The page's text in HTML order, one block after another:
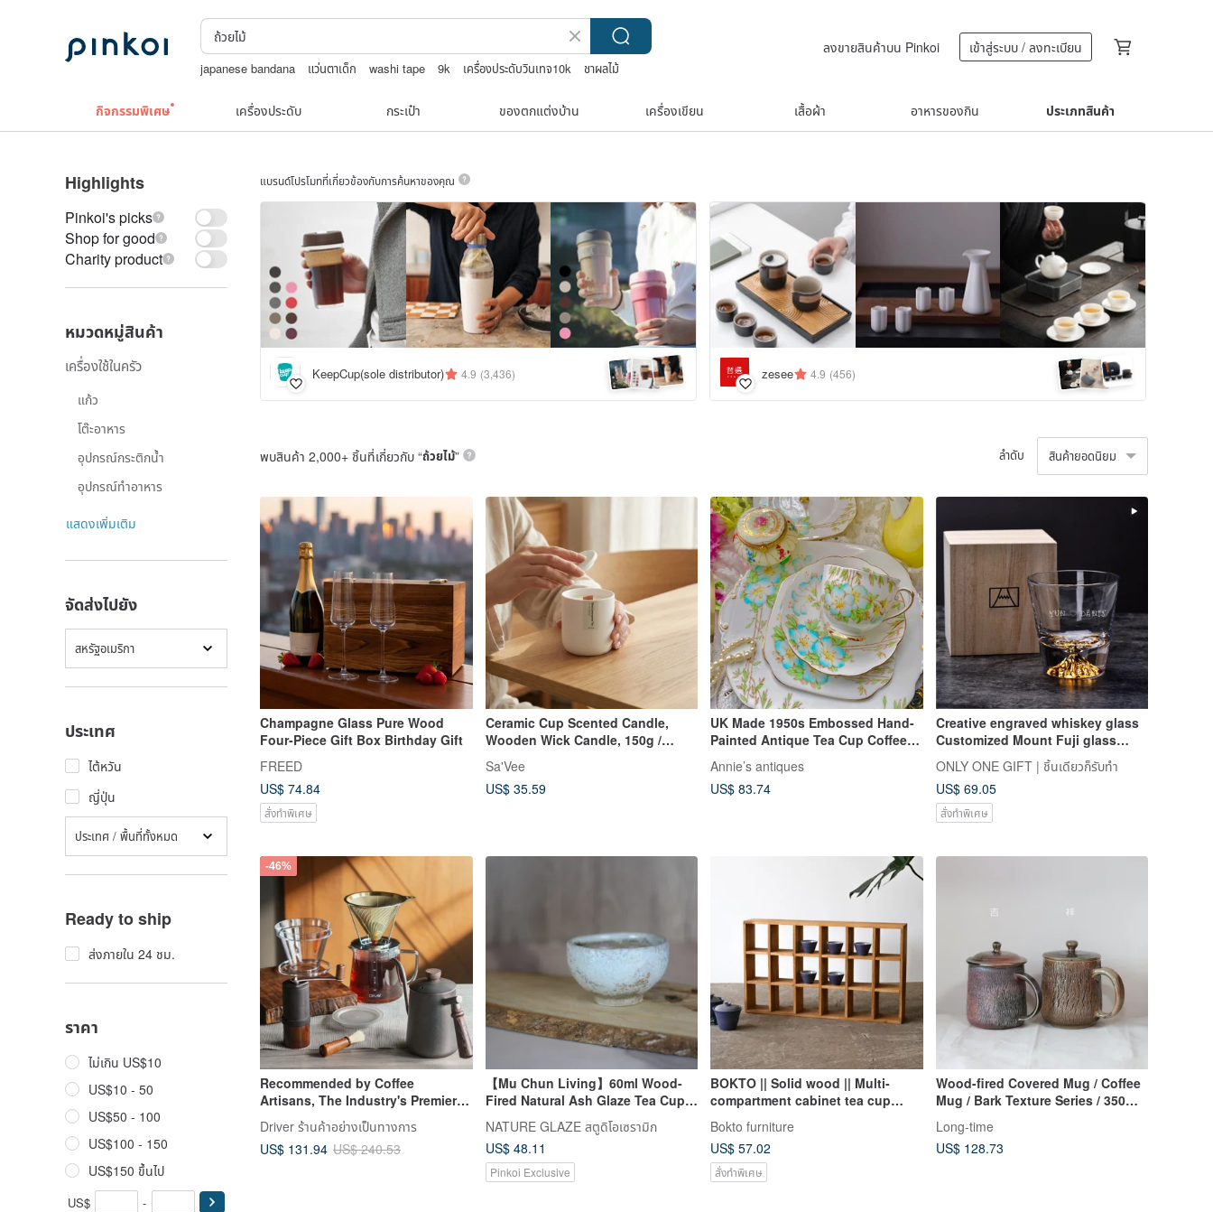
japanese bandana แว่นตาเด็ก washi tape 9k เครื่องประดับวินเทจ10k
ชาผลไม้
ลงขายสินค้าบน Pinkoi เข้าสู่ระบบ / ลงทะเบียน
กิจกรรมพิเศษ เครื่องประดับ กระเป๋า ของตกแต่งบ้าน เครื่องเขียน เสื้อผ้า อาหารของกิน ประเภทสินค้า
Highlights
Pinkoi's picks
Shop for good
Charity product
หมวดหมู่สินค้า
เครื่องใช้ในครัว
แก้ว
โต๊ะอาหาร
อุปกรณ์กระติกน้ำ
อุปกรณ์ทำอาหาร
แสดงเพิ่มเติม
จัดส่งไปยัง
สหรัฐอเมริกา
ประเทศ
ไต้หวัน
ญี่ปุ่น
ประเทศ / พื้นที่ทั้งหมด
Ready to ship
ส่งภายใน 24 ชม.
ราคา
ไม่เกิน US$10
US$10 - 50
US$50 - 100
US$100 - 150
US$150 ขึ้นไป
US$ -
แบรนด์โปรโมทที่เกี่ยวข้องกับการค้นหาของคุณ
KeepCup(sole distributor) 4.9 (3,436) zesee 4.9 (456)
พบสินค้า 2,000+ ชิ้นที่เกี่ยวกับ “ถ้วยไม้” ลำดับ สินค้ายอดนิยม
Champagne Glass Pure Wood
Four-Piece Gift Box Birthday Gift
FREED
US$ 74.84
สั่งทำพิเศษ
Ceramic Cup Scented Candle,
Wooden Wick Candle, 150g /
5.29oz
Sa'Vee
US$ 35.59
UK Made 1950s Embossed Hand-
Painted Antique Tea Cup Coffee
Cup Valentine's Day Year of the
Horse Lunar New Year Decor
Annie’s antiques
US$ 83.74
Creative engraved whiskey glass
Customized Mount Fuji glass
Customized glass engraved with
wooden box
ONLY ONE GIFT | ชิ้นเดียวก็รับทำ
US$ 69.05
สั่งทำพิเศษ
-46%
Recommended by Coffee
Artisans, The Industry's Premier
Choice | Driver Tokugawa Wenge
Wood Pour-Over Coffee Set
Driver ร้านค้าอย่างเป็นทางการ
US$ 131.94 US$ 240.53
【Mu Chun Living】60ml Wood-
Fired Natural Ash Glaze Tea Cup /
Sake Cup by Ceramic Artist Shi
Shu-Fen, Purely Handmade
NATURE GLAZE สตูดิโอเซรามิก
US$ 48.11
Pinkoi Exclusive
BOKTO || Solid wood || Multi-
compartment cabinet tea cup
Bokto furniture
US$ 57.02
สั่งทำพิเศษ
Wood-fired Covered Mug / Coffee
Mug / Bark Texture Series / 350ml /
Long-time
US$ 128.73